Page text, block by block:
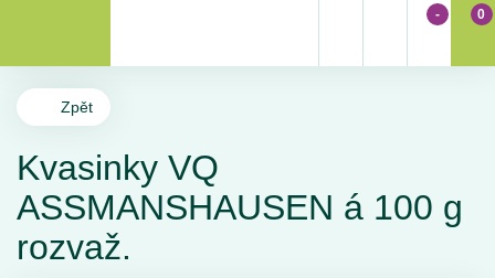
- 0
Zpět
Kvasinky VQ
ASSMANSHAUSEN á 100 g
rozvaž.